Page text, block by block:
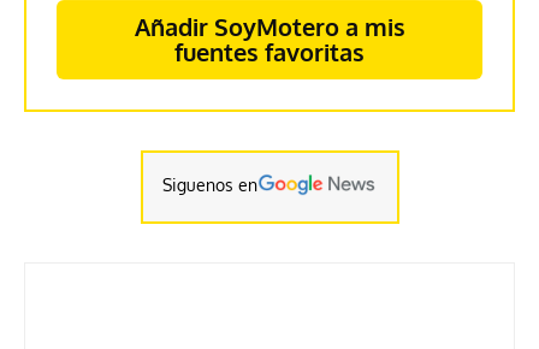
Añadir SoyMotero a mis
fuentes favoritas
Siguenos en